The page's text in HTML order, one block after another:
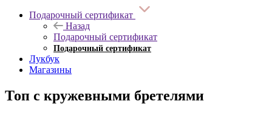
Подарочный сертификат
Назад
Подарочный сертификат
Подарочный сертификат
Лукбук
Магазины
Топ с кружевными бретелями